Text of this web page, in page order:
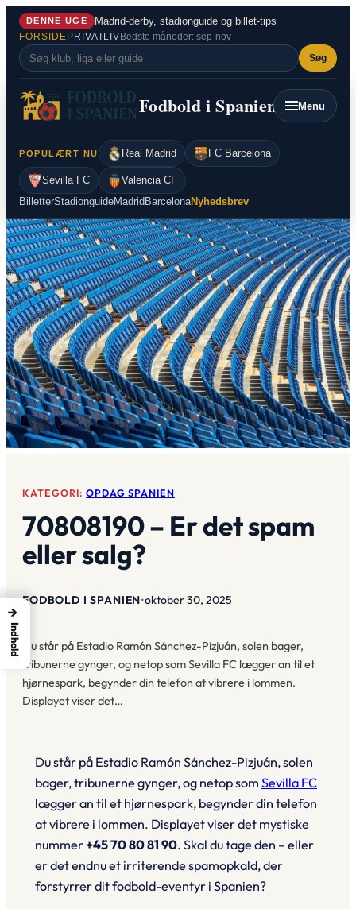
Spring
indhold
DENNE UGE Madrid-derby, stadionguide og billet-tips
FORSIDE PRIVATLIV Bedste måneder: sep-nov
Søg
Fodbold i Spanien Menu
POPULÆRT NU Real Madrid FC Barcelona
Sevilla FC
Valencia CF
BilletterStadionguideMadrid BarcelonaNyhedsbrev
KATEGORI: OPDAG SPANIEN
70808190 – Er det spam
eller salg?
FODBOLD I SPANIEN•oktober 30, 2025
Du står på Estadio Ramón Sánchez-Pizjuán, solen bager,
tribunerne gynger, og netop som Sevilla FC lægger an til et
hjørnespark, begynder din telefon at vibrere i lommen.
Displayet viser det…
Du står på Estadio Ramón Sánchez-Pizjuán, solen
bager, tribunerne gynger, og netop som Sevilla FC
lægger an til et hjørnespark, begynder din telefon
at vibrere i lommen. Displayet viser det mystiske
nummer+45 70 80 81 90. Skal du tage den – eller
er det endnu et irriterende spamopkald, der
forstyrrer dit fodbold-eventyr i Spanien?
→
Indhold